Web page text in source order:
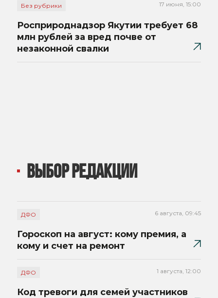
Без рубрики 17 июня, 15:00
Росприроднадзор Якутии требует 68
млн рублей за вред почве от
незаконной свалки
ВЫБОР РЕДАКЦИИ
ДФО 6 августа, 09:45
Гороскоп на август: кому премия, а
кому и счет на ремонт
ДФО 1 августа, 12:00
Код тревоги для семей участников